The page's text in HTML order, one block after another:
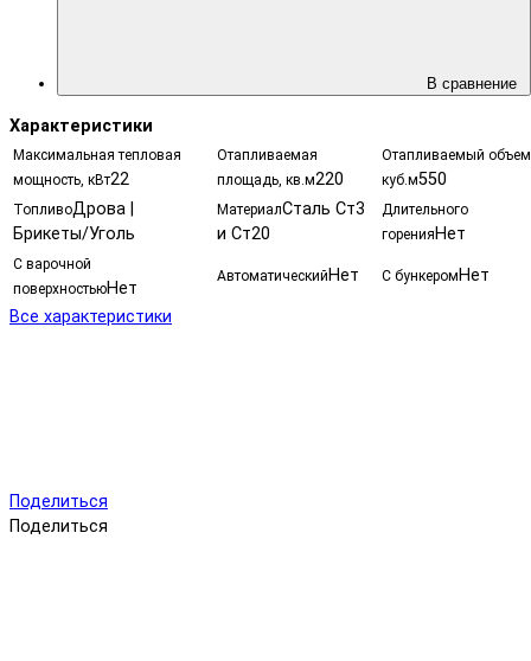
В сравнение
Характеристики
Максимальная тепловая
мощность, кВт22
Отапливаемая
площадь, кв.м220
Отапливаемый
куб.м550
ТопливоДрова |
Брикеты/Уголь
МатериалСталь Ст3
и Ст20
Длительного
горения Нет
С варочной
поверхностьюНет
Автоматический Нет С бункером Нет
Все характеристики
Поделиться
Поделиться